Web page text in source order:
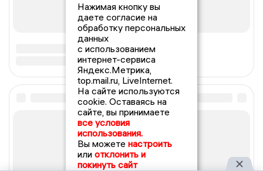
Нажимая кнопку вы
даете согласие на
обработку персональных
данных
с использованием
интернет-сервиса
Яндекс.Метрика,
top.mail.ru, LiveInternet.
На сайте используются
cookie. Оставаясь на
сайте, вы принимаете
все условия
использования.
Вы можете настроить
или отклонить и
покинуть сайт